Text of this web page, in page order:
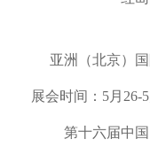
亚洲（北京）
展会时间： 5月 26-5
第十六届中